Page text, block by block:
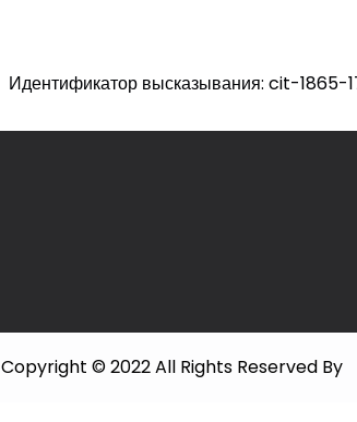
Идентификатор высказывания: cit-1865-
Copyright © 2022 All Rights Reserved By